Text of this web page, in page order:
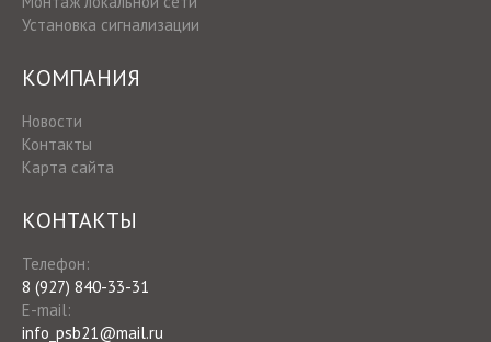
Установка сигнализации
КОМПАНИЯ
Новости
Контакты
Карта сайта
КОНТАКТЫ
Телефон:
8 (927) 840-33-31
E-mail:
info_psb21@mail.ru